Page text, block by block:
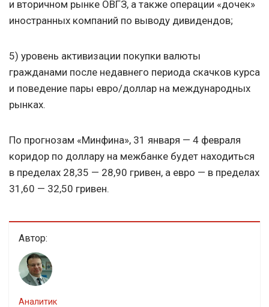
и вторичном рынке ОВГЗ, а также операции «дочек»
иностранных компаний по выводу дивидендов;
5) уровень активизации покупки валюты
гражданами после недавнего периода скачков курса
и поведение пары евро/доллар на международных
рынках.
По прогнозам «Минфина», 31 января — 4 февраля
коридор по доллару на межбанке будет находиться
в пределах 28,35 — 28,90 гривен, а евро — в пределах
31,60 — 32,50 гривен.
Автор:
Аналитик